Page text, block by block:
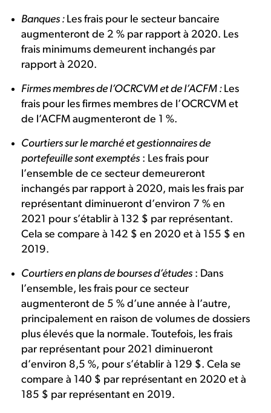
Banques : Les frais pour le secteur bancaire
augmenteront de 2 % par rapport à 2020. Les
frais minimums demeurent inchangés par
rapport à 2020.
Firmes membres de l’OCRCVM et de l’ACFM : Les
frais pour les firmes membres de l’OCRCVM et
de l’ACFM augmenteront de 1 %.
Courtiers sur le marché et gestionnaires de
portefeuille sont exemptés : Les frais pour
l’ensemble de ce secteur demeureront
inchangés par rapport à 2020, mais les frais par
représentant diminueront d’environ 7 % en
2021 pour s’établir à 132 $ par représentant.
Cela se compare à 142 $ en 2020 et à 155 $ en
2019.
Courtiers en plans de bourses d’études : Dans
l’ensemble, les frais pour ce secteur
augmenteront de 5 % d’une année à l’autre,
principalement en raison de volumes de dossiers
plus élevés que la normale. Toutefois, les frais
par représentant pour 2021 diminueront
d’environ 8,5 %, pour s’établir à 129 $. Cela se
compare à 140 $ par représentant en 2020 et à
185 $ par représentant en 2019.